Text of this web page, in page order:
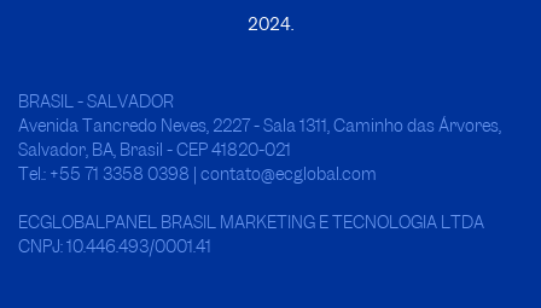
2024.
BRASIL - SALVADOR
Avenida Tancredo Neves, 2227 - Sala 1311, Caminho das Árvores,
Salvador, BA, Brasil - CEP 41820-021
Tel.: +55 71 3358 0398 | contato@ecglobal.com
ECGLOBALPANEL BRASIL MARKETING E TECNOLOGIA LTDA
CNPJ: 10.446.493/0001.41